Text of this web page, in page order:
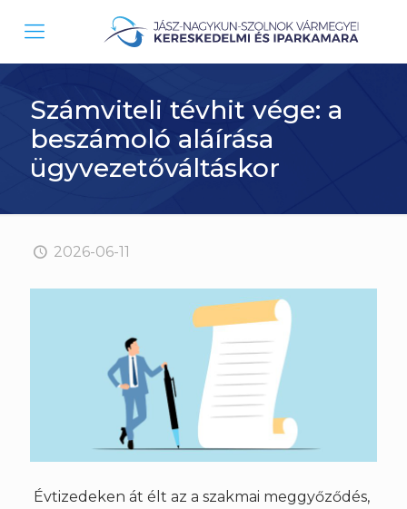
Számviteli tévhit vége: a
beszámoló aláírása
ügyvezetőváltáskor
2026-06-11
Évtizedeken át élt az a szakmai meggyőződés,